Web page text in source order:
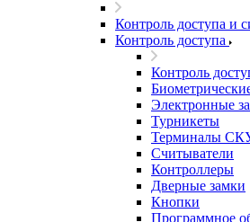
Контроль доступа и
Контроль доступа
Контроль
Электронные
Турникеты
Терминалы
Считыватели
Контроллеры
Дверные замки
Кнопки
Программное